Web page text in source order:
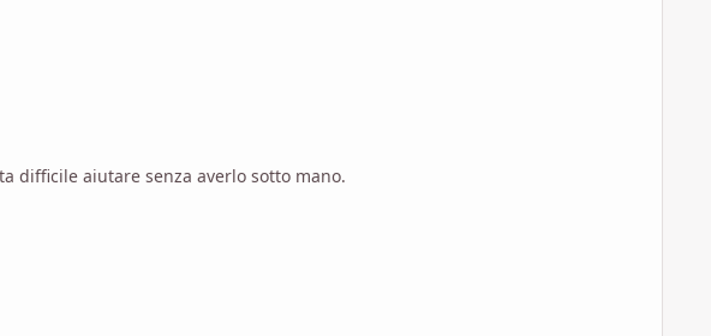
9 che battono guerrieri di 20). In Exalted non ci sono
che si accentua enormemente più aumentano i punti a disposizione.
o qualunque altra cosa.
dov'è? Diventa difficile aiutare senza averlo sotto mano.